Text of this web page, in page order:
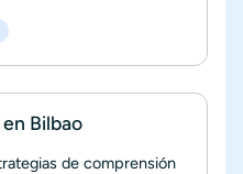
Bilbao
de comprensión